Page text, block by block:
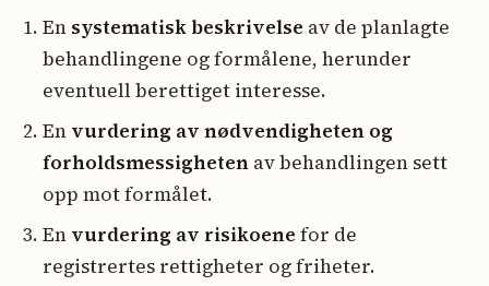
En systematisk beskrivelse av de planlagte
behandlingene og formålene, herunder
eventuell berettiget interesse.
En vurdering av nødvendigheten og
forholdsmessigheten av behandlingen sett
opp mot formålet.
En vurdering av risikoene for de
registrertes rettigheter og friheter.